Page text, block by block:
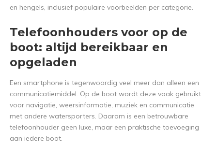
en hengels, inclusief populaire voorbeelden per categorie.
Telefoonhouders voor op de
boot: altijd bereikbaar en
opgeladen
Een smartphone is tegenwoordig veel meer dan alleen een
communicatiemiddel. Op de boot wordt deze vaak gebruikt
voor navigatie, weersinformatie, muziek en communicatie
met andere watersporters. Daarom is een betrouwbare
telefoonhouder geen luxe, maar een praktische toevoeging
aan iedere boot.